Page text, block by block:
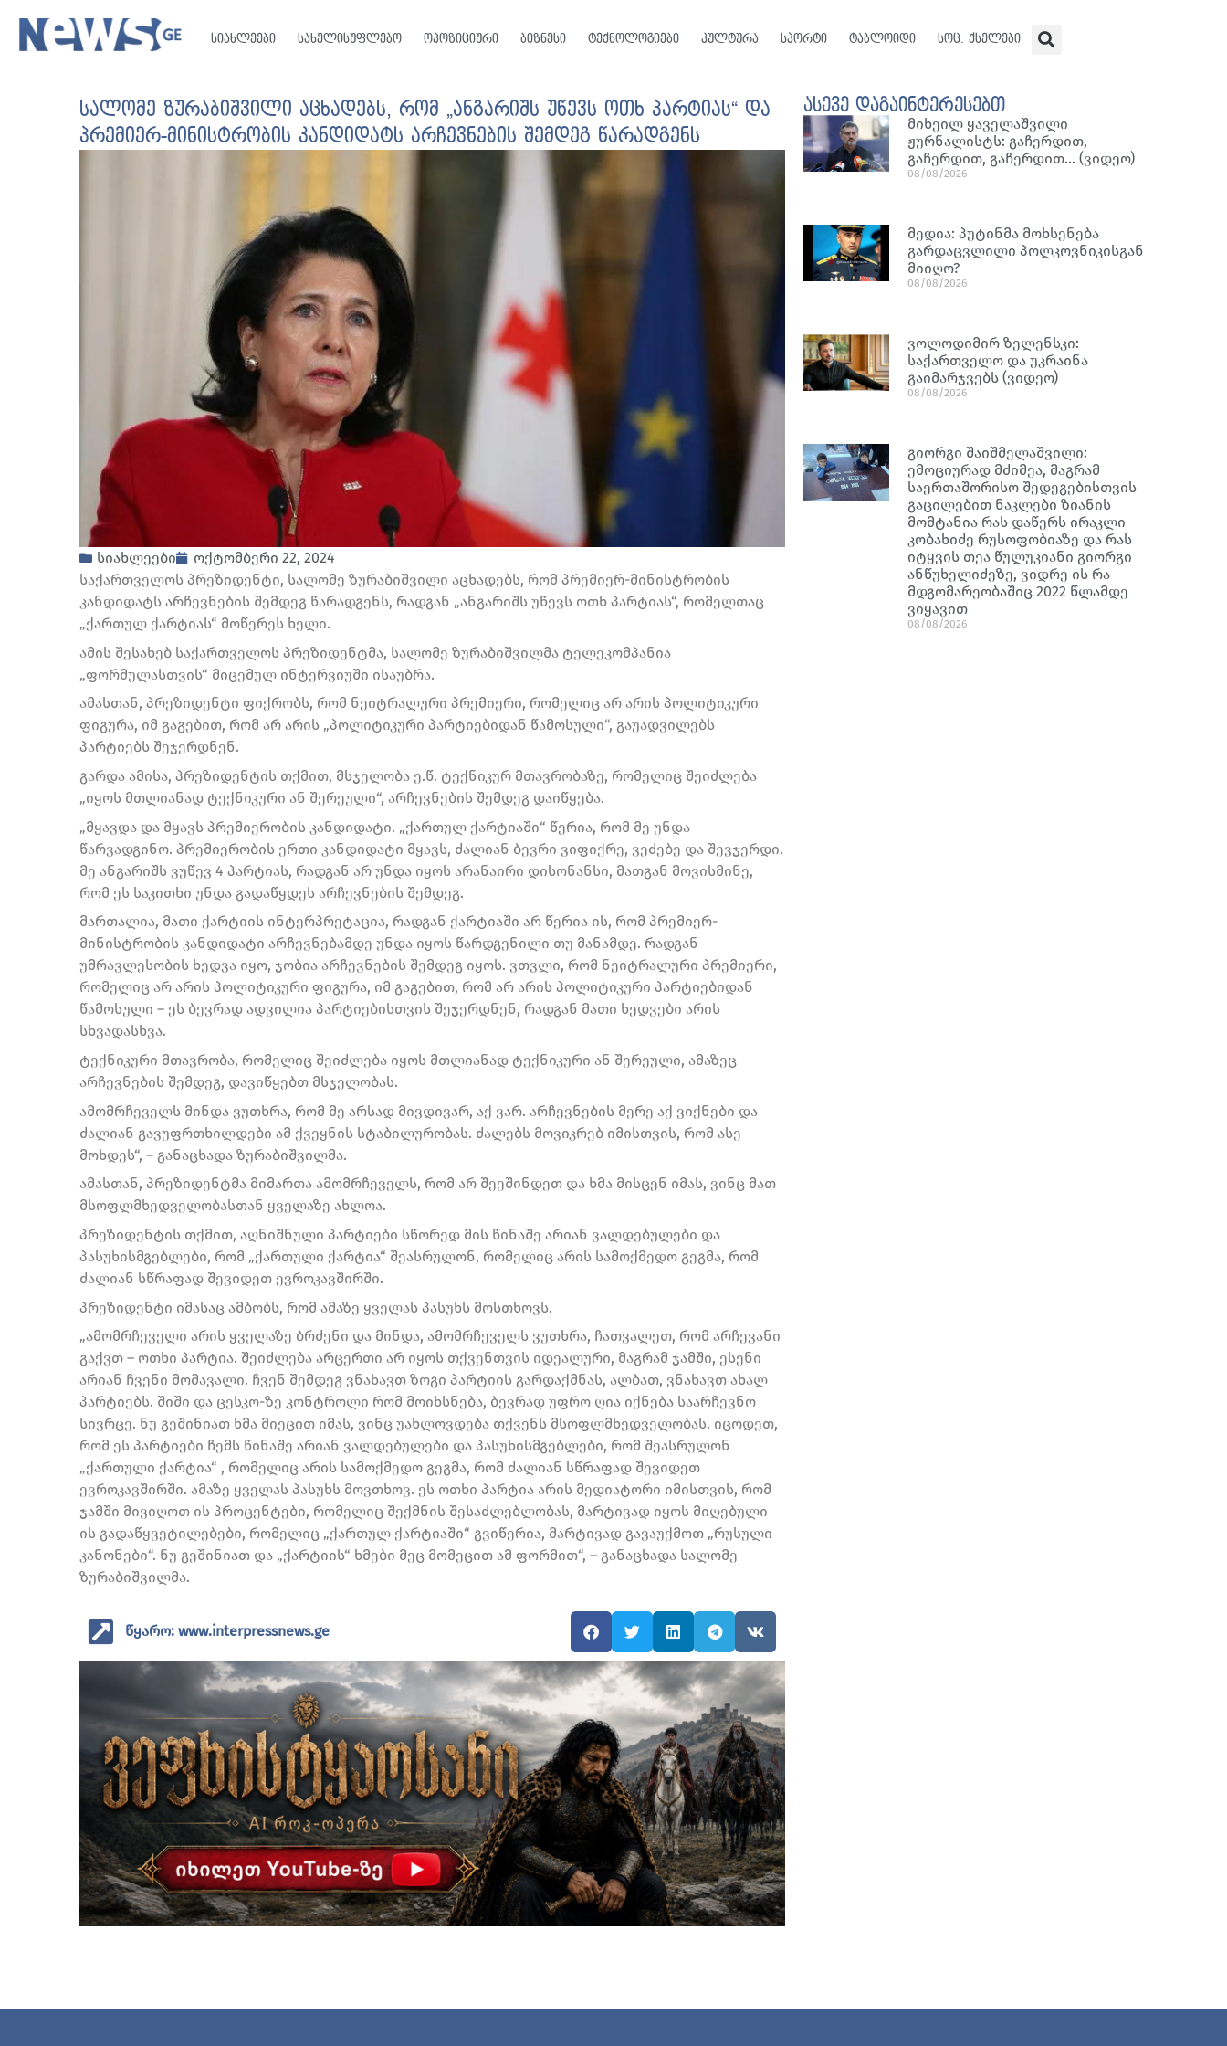
სიახლეები სახელისუფლებო ოპოზიციური ბიზნესი ტექნოლოგიები კულტურა სპორტი ტაბლოიდი სოც. ქსელები
სალომე ზურაბიშვილი აცხადებს, რომ „ანგარიშს უწევს ოთხ პარტიას“ და
პრემიერ-მინისტრობის კანდიდატს არჩევნების შემდეგ წარადგენს
სიახლეები
ოქტომბერი 22, 2024
საქართველოს პრეზიდენტი, სალომე ზურაბიშვილი აცხადებს, რომ პრემიერ-მინისტრობის
კანდიდატს არჩევნების შემდეგ წარადგენს, რადგან „ანგარიშს უწევს ოთხ პარტიას“, რომელთაც
„ქართულ ქარტიას“ მოწერეს ხელი.
ამის შესახებ საქართველოს პრეზიდენტმა, სალომე ზურაბიშვილმა ტელეკომპანია
„ფორმულასთვის“ მიცემულ ინტერვიუში ისაუბრა.
ამასთან, პრეზიდენტი ფიქრობს, რომ ნეიტრალური პრემიერი, რომელიც არ არის პოლიტიკური
ფიგურა, იმ გაგებით, რომ არ არის „პოლიტიკური პარტიებიდან წამოსული“, გაუადვილებს
პარტიებს შეჯერდნენ.
გარდა ამისა, პრეზიდენტის თქმით, მსჯელობა ე.წ. ტექნიკურ მთავრობაზე, რომელიც შეიძლება
„იყოს მთლიანად ტექნიკური ან შერეული“, არჩევნების შემდეგ დაიწყება.
„მყავდა და მყავს პრემიერობის კანდიდატი. „ქართულ ქარტიაში“ წერია, რომ მე უნდა
წარვადგინო. პრემიერობის ერთი კანდიდატი მყავს, ძალიან ბევრი ვიფიქრე, ვეძებე და შევჯერდი.
მე ანგარიშს ვუწევ 4 პარტიას, რადგან არ უნდა იყოს არანაირი დისონანსი, მათგან მოვისმინე,
რომ ეს საკითხი უნდა გადაწყდეს არჩევნების შემდეგ.
მართალია, მათი ქარტიის ინტერპრეტაცია, რადგან ქარტიაში არ წერია ის, რომ პრემიერ-
მინისტრობის კანდიდატი არჩევნებამდე უნდა იყოს წარდგენილი თუ მანამდე. რადგან
უმრავლესობის ხედვა იყო, ჯობია არჩევნების შემდეგ იყოს. ვთვლი, რომ ნეიტრალური პრემიერი,
რომელიც არ არის პოლიტიკური ფიგურა, იმ გაგებით, რომ არ არის პოლიტიკური პარტიებიდან
წამოსული – ეს ბევრად ადვილია პარტიებისთვის შეჯერდნენ, რადგან მათი ხედვები არის
სხვადასხვა.
ტექნიკური მთავრობა, რომელიც შეიძლება იყოს მთლიანად ტექნიკური ან შერეული, ამაზეც
არჩევნების შემდეგ, დავიწყებთ მსჯელობას.
ამომრჩეველს მინდა ვუთხრა, რომ მე არსად მივდივარ, აქ ვარ. არჩევნების მერე აქ ვიქნები და
ძალიან გავუფრთხილდები ამ ქვეყნის სტაბილურობას. ძალებს მოვიკრებ იმისთვის, რომ ასე
მოხდეს“, – განაცხადა ზურაბიშვილმა.
ამასთან, პრეზიდენტმა მიმართა ამომრჩეველს, რომ არ შეეშინდეთ და ხმა მისცენ იმას, ვინც მათ
მსოფლმხედველობასთან ყველაზე ახლოა.
პრეზიდენტის თქმით, აღნიშნული პარტიები სწორედ მის წინაშე არიან ვალდებულები და
პასუხისმგებლები, რომ „ქართული ქარტია“ შეასრულონ, რომელიც არის სამოქმედო გეგმა, რომ
ძალიან სწრაფად შევიდეთ ევროკავშირში.
პრეზიდენტი იმასაც ამბობს, რომ ამაზე ყველას პასუხს მოსთხოვს.
„ამომრჩეველი არის ყველაზე ბრძენი და მინდა, ამომრჩეველს ვუთხრა, ჩათვალეთ, რომ არჩევანი
გაქვთ – ოთხი პარტია. შეიძლება არცერთი არ იყოს თქვენთვის იდეალური, მაგრამ ჯამში, ესენი
არიან ჩვენი მომავალი. ჩვენ შემდეგ ვნახავთ ზოგი პარტიის გარდაქმნას, ალბათ, ვნახავთ ახალ
პარტიებს. შიში და ცესკო-ზე კონტროლი რომ მოიხსნება, ბევრად უფრო ღია იქნება საარჩევნო
სივრცე. ნუ გეშინიათ ხმა მიეცით იმას, ვინც უახლოვდება თქვენს მსოფლმხედველობას. იცოდეთ,
რომ ეს პარტიები ჩემს წინაშე არიან ვალდებულები და პასუხისმგებლები, რომ შეასრულონ
„ქართული ქარტია“ , რომელიც არის სამოქმედო გეგმა, რომ ძალიან სწრაფად შევიდეთ
ევროკავშირში. ამაზე ყველას პასუხს მოვთხოვ. ეს ოთხი პარტია არის მედიატორი იმისთვის, რომ
ჯამში მივიღოთ ის პროცენტები, რომელიც შექმნის შესაძლებლობას, მარტივად იყოს მიღებული
ის გადაწყვეტილებები, რომელიც „ქართულ ქარტიაში“ გვიწერია, მარტივად გავაუქმოთ „რუსული
კანონები“. ნუ გეშინიათ და „ქარტიის“ ხმები მეც მომეცით ამ ფორმით“, – განაცხადა სალომე
ზურაბიშვილმა.
წყარო: www.interpressnews.ge
ასევე დაგაინტერესებთ
მიხეილ ყაველაშვილი
ჟურნალისტს: გაჩერდით,
გაჩერდით, გაჩერდით… (ვიდეო)
08/08/2026
მედია: პუტინმა მოხსენება
გარდაცვლილი პოლკოვნიკისგან
მიიღო?
08/08/2026
ვოლოდიმირ ზელენსკი:
საქართველო და უკრაინა
გაიმარჯვებს (ვიდეო)
08/08/2026
გიორგი შაიშმელაშვილი:
ემოციურად მძიმეა, მაგრამ
საერთაშორისო შედეგებისთვის
გაცილებით ნაკლები ზიანის
მომტანია რას დაწერს ირაკლი
კობახიძე რუსოფობიაზე და რას
იტყვის თეა წულუკიანი გიორგი
ანწუხელიძეზე, ვიდრე ის რა
მდგომარეობაშიც 2022 წლამდე
ვიყავით
08/08/2026